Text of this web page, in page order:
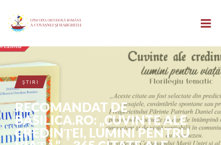
ŞTIRI
RECOMANDAT DE
BASILICA.RO: „CUVINTE ALE
CREDINȚEI, LUMINI PENTRU